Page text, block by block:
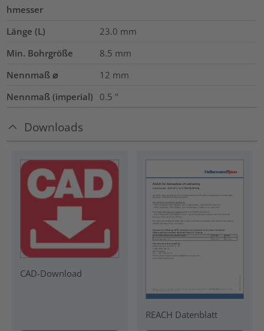
hmesser
Länge (L) 23.0 mm
Min. Bohrgröße
8.5 mm
Nennmaß ⌀
12 mm
Nennmaß (imperial)
0.5 "
Downloads
CAD-Download
REACH Datenblatt